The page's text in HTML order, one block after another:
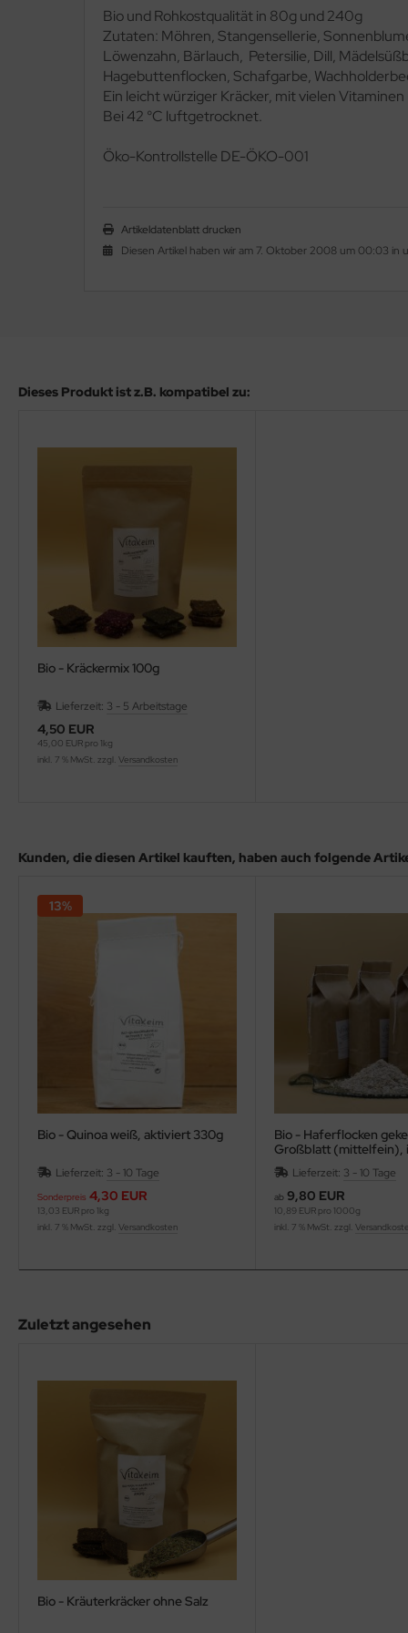
Bio und Rohkostqualität in 80g und 240g
Zutaten: Möhren, Stangensellerie,
Löwenzahn, Bärlauch, Petersilie, Dill,
Hagebuttenflocken, Schafgarbe,
Ein leicht würziger Kräcker, mit vielen
Bei 42 °C luftgetrocknet.
Öko-Kontrollstelle DE-ÖKO-001
Artikeldatenblatt drucken
Diesen Artikel haben wir am 7. Oktober 2008 um 00:03 in
Dieses Produkt ist z.B. kompatibel zu:
Bio - Kräckermix 100g
Lieferzeit: 3 - 5 Arbeitstage
4,50 EUR
45,00 EUR pro 1kg
inkl. 7 % MwSt. zzgl. Versandkosten
Kunden, die diesen Artikel kauften, haben auch folgende
Bio - Quinoa weiß, aktiviert 330g
Lieferzeit: 3 - 10 Tage
Sonderpreis 4,30 EUR
13%
13,03 EUR pro 1kg
inkl. 7 % MwSt. zzgl. Versandkosten
Bio - Haferflocken
Großblatt (mittelfein),
Rohkostqualität
Lieferzeit: 3 - 10 Tage
ab 9,80 EUR
10,89 EUR pro 1000g
inkl. 7 % MwSt. zzgl.
Zuletzt angesehen
Bio - Kräuterkräcker ohne Salz